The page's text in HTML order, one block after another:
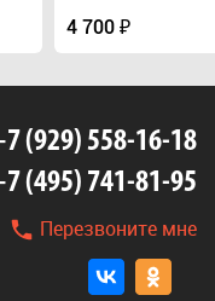
L50м)
4 700 ₽
(929) 558-16-18
(495) 741-81-95
Перезвоните мне